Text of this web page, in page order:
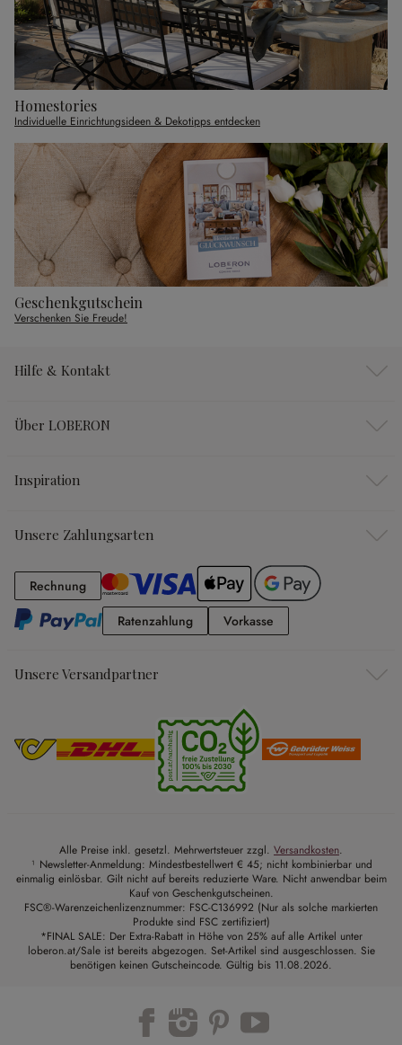
Homestories
Individuelle Einrichtungsideen & Dekotipps entdecken
Geschenkgutschein
Verschenken Sie Freude!
Hilfe & Kontakt
Über LOBERON
Inspiration
Unsere Zahlungsarten
RechnungRechnung
RatenzahlungRatenzahlung
Vorkasse
Unsere Versandpartner
Alle Preise inkl. gesetzl. Mehrwertsteuer zzgl. Versandkosten.
¹ Newsletter-Anmeldung: Mindestbestellwert € 45; nicht kombinierbar und
einmalig einlösbar. Gilt nicht auf bereits reduzierte Ware. Nicht anwendbar beim
Kauf von Geschenkgutscheinen.
FSC®-Warenzeichenlizenznummer: FSC-C136992 (Nur als solche markierten
Produkte sind FSC zertifiziert)
*FINAL SALE: Der Extra-Rabatt in Höhe von 25% auf alle Artikel unter
loberon.at/Sale ist bereits abgezogen. Set-Artikel sind ausgeschlossen. Sie
benötigen keinen Gutscheincode. Gültig bis 11.08.2026.